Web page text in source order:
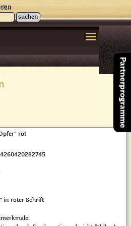
suchen
Menü überspringen
Partnerprogramme
rot
4260420282745
in roter Schrift